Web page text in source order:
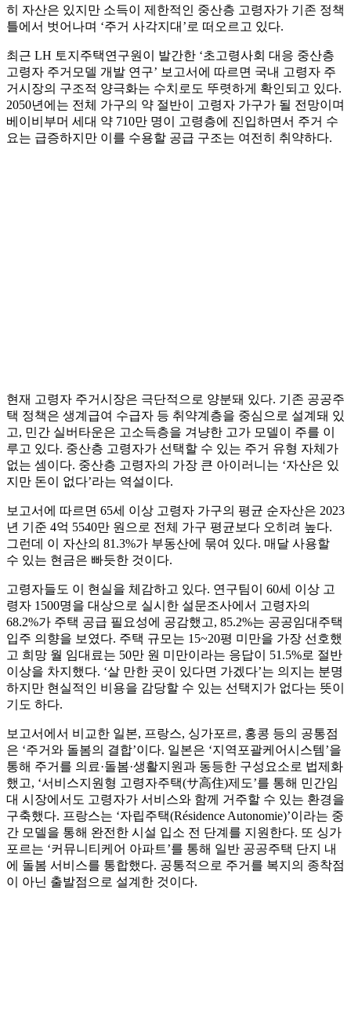
히 자산은 있지만 소득이 제한적인 중산층 고령자가 기존 정책
틀에서 벗어나며 ‘주거 사각지대’로 떠오르고 있다.
최근 LH 토지주택연구원이 발간한 ‘초고령사회 대응 중산층
고령자 주거모델 개발 연구’ 보고서에 따르면 국내 고령자 주
거시장의 구조적 양극화는 수치로도 뚜렷하게 확인되고 있다.
2050년에는 전체 가구의 약 절반이 고령자 가구가 될 전망이며
베이비부머 세대 약 710만 명이 고령층에 진입하면서 주거 수
요는 급증하지만 이를 수용할 공급 구조는 여전히 취약하다.
현재 고령자 주거시장은 극단적으로 양분돼 있다. 기존 공공주
택 정책은 생계급여 수급자 등 취약계층을 중심으로 설계돼 있
고, 민간 실버타운은 고소득층을 겨냥한 고가 모델이 주를 이
루고 있다. 중산층 고령자가 선택할 수 있는 주거 유형 자체가
없는 셈이다. 중산층 고령자의 가장 큰 아이러니는 ‘자산은 있
지만 돈이 없다’라는 역설이다.
보고서에 따르면 65세 이상 고령자 가구의 평균 순자산은 2023
년 기준 4억 5540만 원으로 전체 가구 평균보다 오히려 높다.
그런데 이 자산의 81.3%가 부동산에 묶여 있다. 매달 사용할
수 있는 현금은 빠듯한 것이다.
고령자들도 이 현실을 체감하고 있다. 연구팀이 60세 이상 고
령자 1500명을 대상으로 실시한 설문조사에서 고령자의
68.2%가 주택 공급 필요성에 공감했고, 85.2%는 공공임대주택
입주 의향을 보였다. 주택 규모는 15~20평 미만을 가장 선호했
고 희망 월 임대료는 50만 원 미만이라는 응답이 51.5%로 절반
이상을 차지했다. ‘살 만한 곳이 있다면 가겠다’는 의지는 분명
하지만 현실적인 비용을 감당할 수 있는 선택지가 없다는 뜻이
기도 하다.
보고서에서 비교한 일본, 프랑스, 싱가포르, 홍콩 등의 공통점
은 ‘주거와 돌봄의 결합’이다. 일본은 ‘지역포괄케어시스템’을
통해 주거를 의료·돌봄·생활지원과 동등한 구성요소로 법제화
했고, ‘서비스지원형 고령자주택(サ高住)제도’를 통해 민간임
대 시장에서도 고령자가 서비스와 함께 거주할 수 있는 환경을
구축했다. 프랑스는 ‘자립주택(Résidence Autonomie)’이라는 중
간 모델을 통해 완전한 시설 입소 전 단계를 지원한다. 또 싱가
포르는 ‘커뮤니티케어 아파트’를 통해 일반 공공주택 단지 내
에 돌봄 서비스를 통합했다. 공통적으로 주거를 복지의 종착점
이 아닌 출발점으로 설계한 것이다.